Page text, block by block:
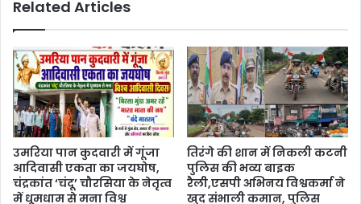
Related Articles
उमरिया पान कुदवारी में गूंजा
आदिवासी एकता का जयघोष,
चंद्रकांत ‘चंदू’ चौरसिया के नेतृत्व
में धूमधाम से मना विश्व
तिरंगे की शान में निकली कटनी
पुलिस की भव्य बाइक
रैली,एसपी अभिनय विश्वकर्मा ने
खुद संभाली कमान, पुलिस